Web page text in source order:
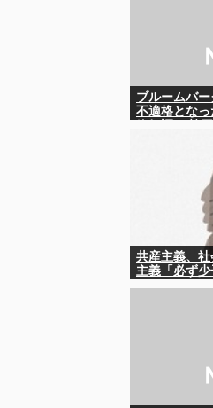
ブルームバ
不適格とな
国外からど
共産主義、
主義「必ず少